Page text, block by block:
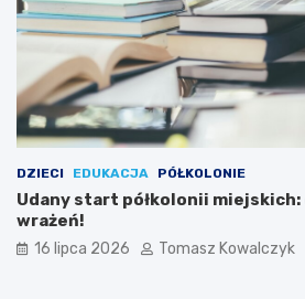
DZIECI EDUKACJA PÓŁKOLONIE
Udany start półkolonii miejskich:
wrażeń!
16 lipca 2026 Tomasz Kowalczyk